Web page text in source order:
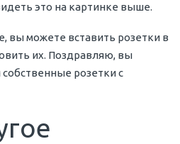
это на картинке выше.
вы можете вставить розетки в
их. Поздравляю, вы
розетки с